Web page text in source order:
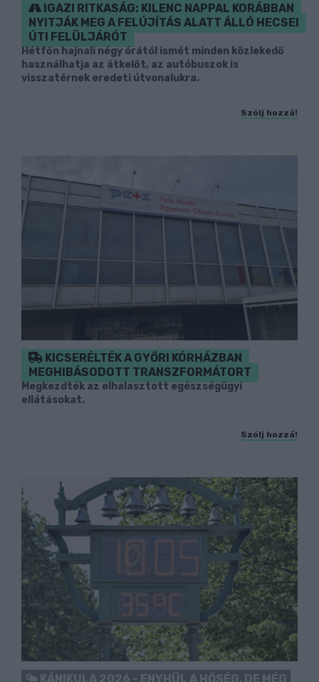
IGAZI RITKASÁG: KILENC NAPPAL KORÁBBAN
NYITJÁK MEG A FELÚJÍTÁS ALATT ÁLLÓ HECSEI
ÚTI FELÜLJÁRÓT
Hétfőn hajnali négy órától ismét minden közlekedő
használhatja az átkelőt, az autóbuszok is
visszatérnek eredeti útvonalukra.
Szólj hozzá!
KICSERÉLTÉK A GYŐRI KÓRHÁZBAN
MEGHIBÁSODOTT TRANSZFORMÁTORT
Megkezdték az elhalasztott egészségügyi
ellátásokat.
Szólj hozzá!
KÁNIKULA 2026 - ENYHÜL A HŐSÉG, DE MÉG